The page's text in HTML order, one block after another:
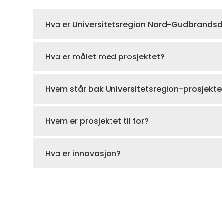
Hva er Universitetsregion Nord-
Hva er målet med prosjektet?
Hvem står bak Universitetsregion-
Hvem er prosjektet til for?
Hva er innovasjon?